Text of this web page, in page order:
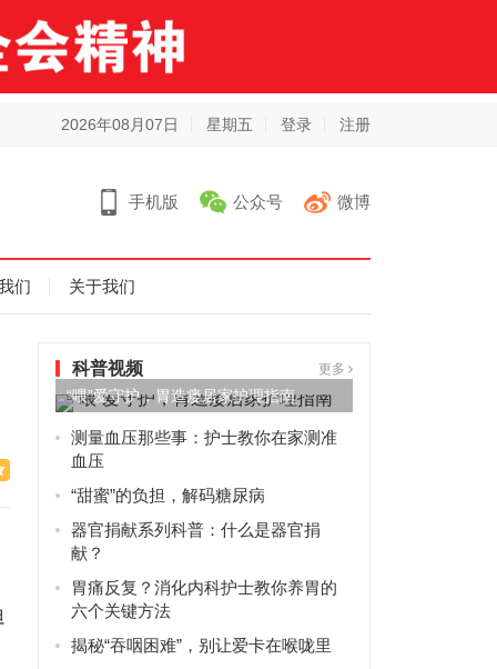
2026年08月07日 星期五 登录 注册
手机版 公众号 微博
们 关于我们
科普视频 更多
“喂”爱守护，胃造瘘居家护理指南
测量血压那些事：护士教你在家测准
血压
“甜蜜”的负担，解码糖尿病
器官捐献系列科普：什么是器官捐
献？
胃痛反复？消化内科护士教你养胃的
六个关键方法
揭秘“吞咽困难”，别让爱卡在喉咙里